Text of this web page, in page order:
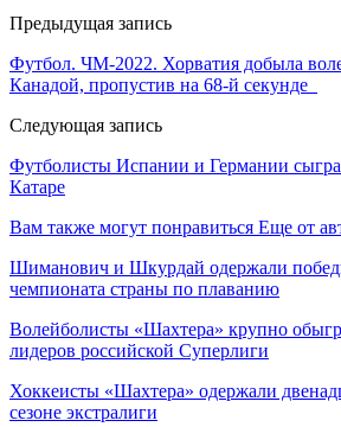
Предыдущая запись
Футбол. ЧМ-2022. Хорватия добыла
Канадой, пропустив на 68-й секунде
Следующая запись
Футболисты Испании и Германии
Катаре
Вам также могут понравиться Еще от
Шиманович и Шкурдай одержали
чемпионата страны по плаванию
Волейболисты «Шахтера» крупно
лидеров российской Суперлиги
Хоккеисты «Шахтера» одержали
сезоне экстралиги